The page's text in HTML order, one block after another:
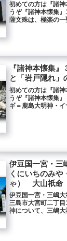
初めての方は『諸
うぞ『諸神本懐集
薩文殊は、極楽の
に...
『諸神本懐集
と「岩戸隠れ」
初めての方は『諸
うぞ『諸神本懐集
ギ＝鹿島大明神・
伊豆国一宮・三
くにいちのみや
ゃ） 大山祇命
ミ）
伊豆国一宮・三嶋
三島市大宮町二丁
神について、三嶋